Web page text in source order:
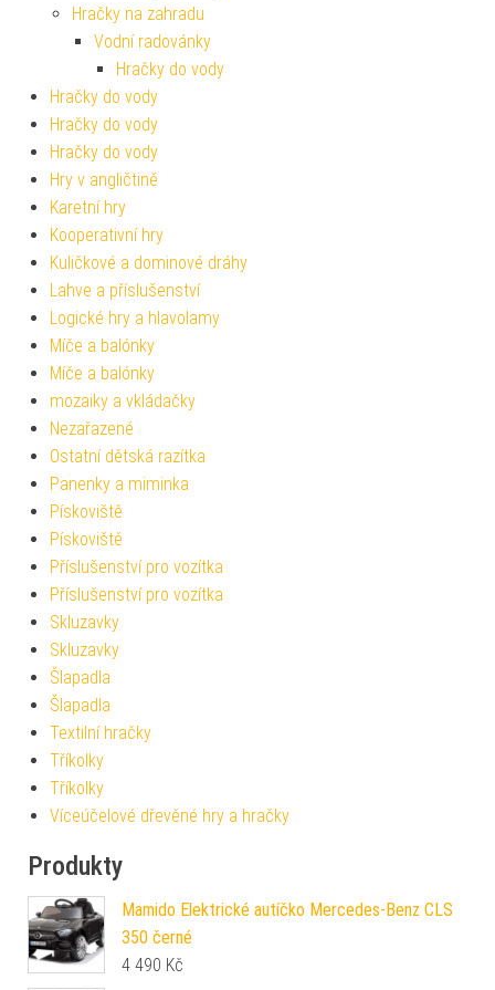
Hračky na zahradu
Vodní radovánky
Hračky do vody
Hračky do vody
Hračky do vody
Hračky do vody
Hry v angličtině
Karetní hry
Kooperativní hry
Kuličkové a dominové dráhy
Lahve a příslušenství
Logické hry a hlavolamy
Míče a balónky
Míče a balónky
mozaiky a vkládačky
Nezařazené
Ostatní dětská razítka
Panenky a miminka
Pískoviště
Pískoviště
Příslušenství pro vozítka
Příslušenství pro vozítka
Skluzavky
Skluzavky
Šlapadla
Šlapadla
Textilní hračky
Tříkolky
Tříkolky
Víceúčelové dřevěné hry a hračky
Produkty
Mamido Elektrické autíčko Mercedes-Benz CLS
350 černé
4 490 Kč